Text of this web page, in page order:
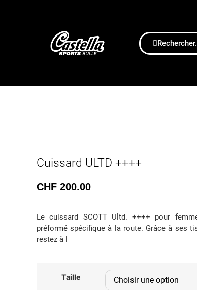
Cuissard ULTD ++++
CHF 200.00
Le cuissard SCOTT Ultd. ++++ pour
préformé spécifique à la route. Grâce à ses
restez à l
Taille